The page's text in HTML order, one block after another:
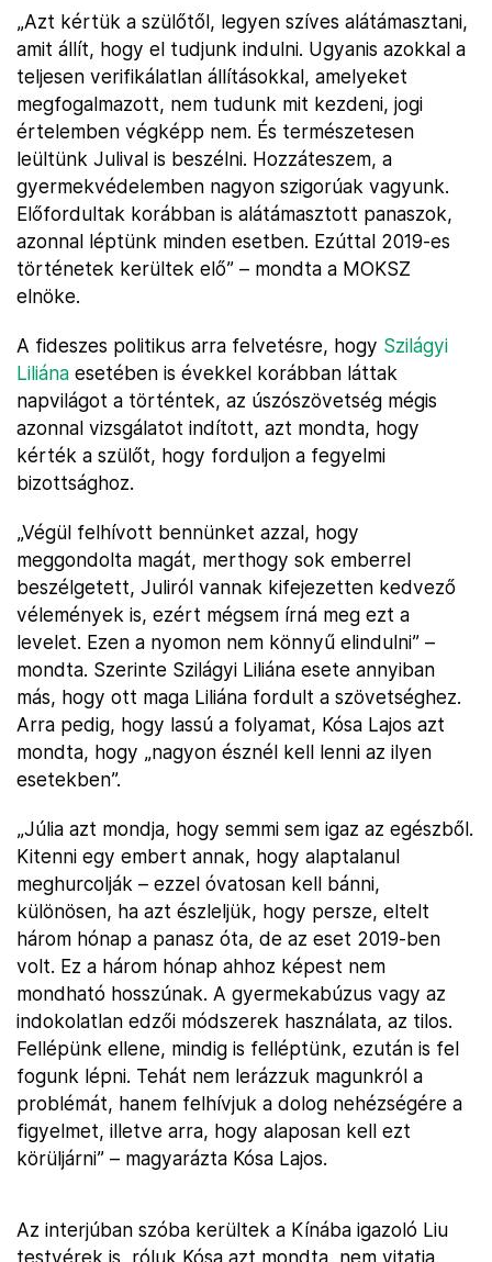
„Azt kértük a szülőtől, legyen szíves alátámasztani,
amit állít, hogy el tudjunk indulni. Ugyanis azokkal a
teljesen verifikálatlan állításokkal, amelyeket
megfogalmazott, nem tudunk mit kezdeni, jogi
értelemben végképp nem. És természetesen
leültünk Julival is beszélni. Hozzáteszem, a
gyermekvédelemben nagyon szigorúak vagyunk.
Előfordultak korábban is alátámasztott panaszok,
azonnal léptünk minden esetben. Ezúttal 2019-es
történetek kerültek elő” – mondta a MOKSZ
elnöke.
A fideszes politikus arra felvetésre, hogy Szilágyi
Liliána esetében is évekkel korábban láttak
napvilágot a történtek, az úszószövetség mégis
azonnal vizsgálatot indított, azt mondta, hogy
kérték a szülőt, hogy forduljon a fegyelmi
bizottsághoz.
„Végül felhívott bennünket azzal, hogy
meggondolta magát, merthogy sok emberrel
beszélgetett, Juliról vannak kifejezetten kedvező
vélemények is, ezért mégsem írná meg ezt a
levelet. Ezen a nyomon nem könnyű elindulni” –
mondta. Szerinte Szilágyi Liliána esete annyiban
más, hogy ott maga Liliána fordult a szövetséghez.
Arra pedig, hogy lassú a folyamat, Kósa Lajos azt
mondta, hogy „nagyon észnél kell lenni az ilyen
esetekben”.
„Júlia azt mondja, hogy semmi sem igaz az egészből.
Kitenni egy embert annak, hogy alaptalanul
meghurcolják – ezzel óvatosan kell bánni,
különösen, ha azt észleljük, hogy persze, eltelt
három hónap a panasz óta, de az eset 2019-ben
volt. Ez a három hónap ahhoz képest nem
mondható hosszúnak. A gyermekabúzus vagy az
indokolatlan edzői módszerek használata, az tilos.
Fellépünk ellene, mindig is felléptünk, ezután is fel
fogunk lépni. Tehát nem lerázzuk magunkról a
problémát, hanem felhívjuk a dolog nehézségére a
figyelmet, illetve arra, hogy alaposan kell ezt
körüljárni” – magyarázta Kósa Lajos.
Az interjúban szóba kerültek a Kínába igazoló Liu
testvérek is, róluk Kósa azt mondta, nem vitatja